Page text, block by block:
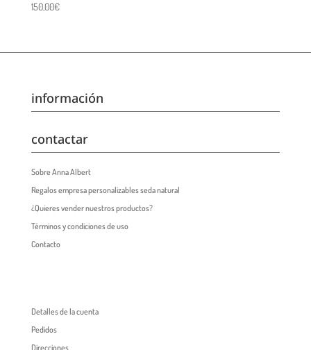
150,00€
información
contactar
Sobre Anna Albert
Regalos empresa personalizables seda natural
¿Quieres vender nuestros productos?
Términos y condiciones de uso
Contacto
Detalles de la cuenta
Pedidos
Direcciones